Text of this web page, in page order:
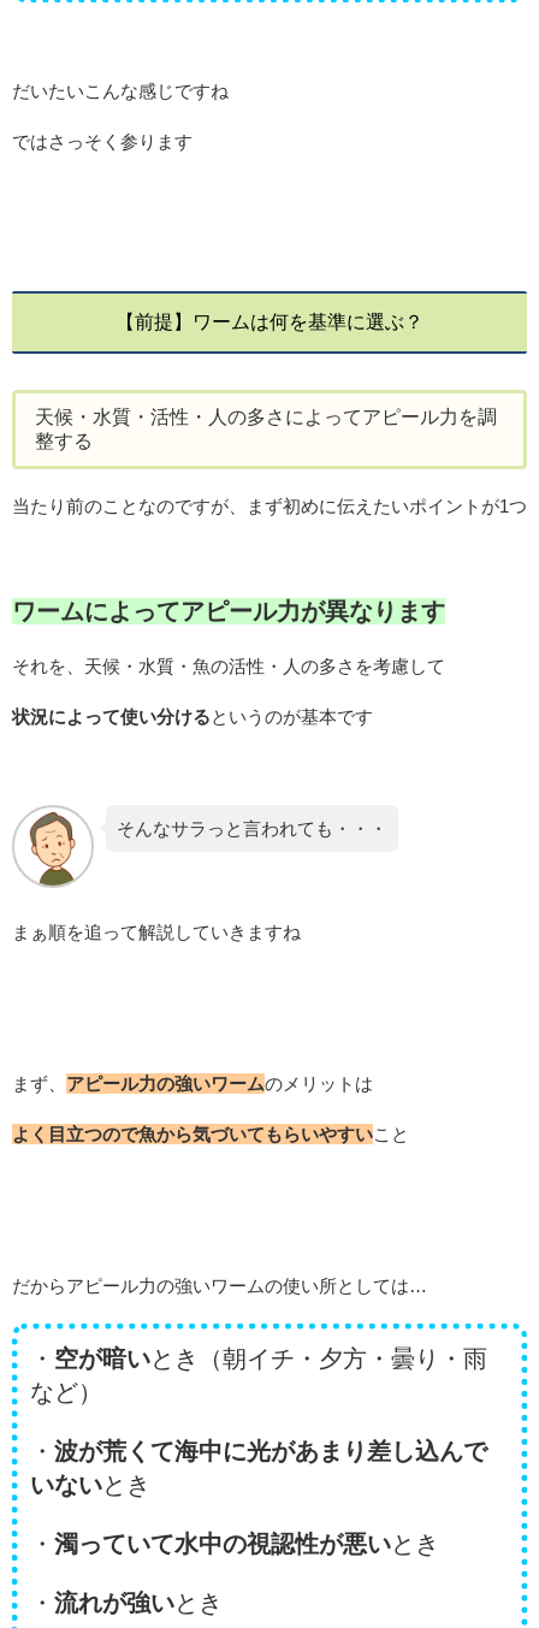
だいたいこんな感じですね
ではさっそく参ります
【前提】ワームは何を基準に選ぶ？
天候・水質・活性・人の多さによってアピール力を調
整する
当たり前のことなのですが、まず初めに伝えたいポイントが1つ
ワームによってアピール力が異なります
それを、天候・水質・魚の活性・人の多さを考慮して
状況によって使い分けるというのが基本です
そんなサラっと言われても・・・
まぁ順を追って解説していきますね
まず、 アピール力の強いワームのメリットは
よく目立つので魚から気づいてもらいやすいこと
だからアピール力の強いワームの使い所としては…
・ 空が暗いとき（朝イチ・夕方・曇り・雨
など）
・ 波が荒くて海中に光があまり差し込んで
いないとき
・ 濁っていて水中の視認性が悪いとき
・ 流れが強いとき